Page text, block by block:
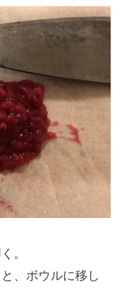
。
、ボウルに移し